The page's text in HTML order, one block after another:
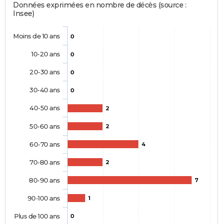
Données exprimées en nombre de décès (source :
Insee)
0
0
0
0
2
2
4
2
7
1
0
Moins de 10 ans
10-20 ans
20-30 ans
30-40 ans
40-50 ans
50-60 ans
60-70 ans
70-80 ans
80-90 ans
90-100 ans
Plus de 100 ans